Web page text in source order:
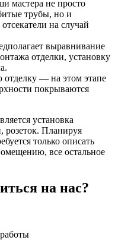
мастера не просто
трубы, но и
на случай
выравнивание
отделки, установку
— на этом этапе
покрываются
установка
розеток. Планируя
только описать
все остальное
на нас?